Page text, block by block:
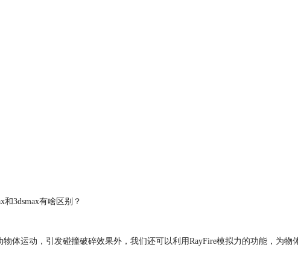
3dsmax有啥区别？
体运动，引发碰撞破碎效果外，我们还可以利用RayFire模拟力的功能，为物